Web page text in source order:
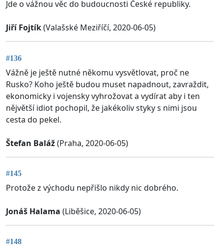
Jde o vážnou věc do budoucnosti České republiky.
Jiří Fojtík(Valašské Meziříčí, 2020-06-05)
#136
Vážně je ještě nutné někomu vysvětlovat, proč ne
Rusko? Koho ještě budou muset napadnout, zavraždit,
ekonomicky i vojensky vyhrožovat a vydírat aby i ten
nějvětší idiot pochopil, že jakékoliv styky s nimi jsou
cesta do pekel.
Štefan Baláž(Praha, 2020-06-05)
#145
Protože z východu nepřišlo nikdy nic dobrého.
Jonáš Halama (Liběšice, 2020-06-05)
#148